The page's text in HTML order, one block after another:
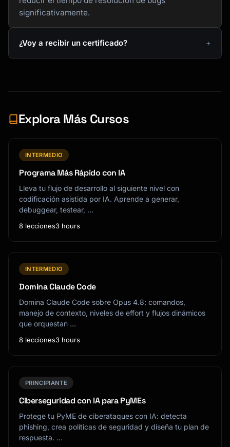
significativamente.
¿Voy a recibir un certificado?
Explora Más Cursos
INTERMEDIO
Programa Más Rápido con IA
Lleva tu flujo de desarrollo al siguiente nivel con
codificación asistida por IA. Aprende a generar,
debuggear, testear, …
8 lecciones3 hours
INTERMEDIO
Domina Claude Code
Domina Claude Code sobre Opus 4.8: comandos,
manejo de contexto, niveles de effort y flujos dinámicos
que orquestan …
8 lecciones3 hours
PRINCIPIANTE
Ciberseguridad con IA para PyMEs
Protege tu PyME de ciberataques con IA: detecta
phishing, crea políticas de seguridad y diseña tu plan de
respuesta. …